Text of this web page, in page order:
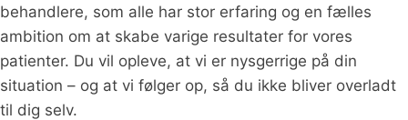
behandlere, som alle har stor erfaring og en fælles
ambition om at skabe varige resultater for vores
patienter. Du vil opleve, at vi er nysgerrige på din
situation – og at vi følger op, så du ikke bliver overladt
til dig selv.